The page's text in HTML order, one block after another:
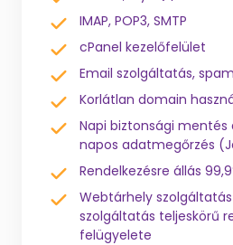
IMAP, POP3, SMTP
cPanel kezelőfelület
Email szolgáltatás,
Korlátlan domain
Napi biztonsági mentés
napos adatmegőrzés
Rendelkezésre állás
Webtárhely
szolgáltatás teljeskörű
felügyelete